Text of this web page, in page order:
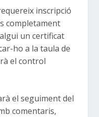
inscripció
completament
un certificat
ho a la taula de
el control
el seguiment del
comentaris,